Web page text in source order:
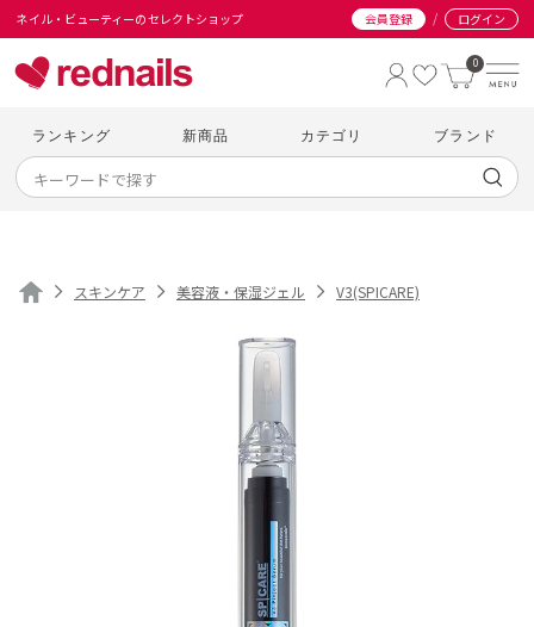
ネイル・ビューティーのセレクトショップ 会員登録 / ログイン
0
ランキング 新商品 カテゴリ ブランド
スキンケア 美容液・保湿ジェル V3(SPICARE)